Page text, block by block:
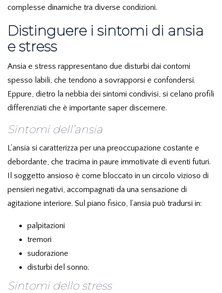
complesse dinamiche tra diverse condizioni.
Distinguere i sintomi di ansia
e stress
Ansia e stress rappresentano due disturbi dai contorni
spesso labili, che tendono a sovrapporsi e confondersi.
Eppure, dietro la nebbia dei sintomi condivisi, si celano profili
differenziati che è importante saper discernere.
Sintomi dell’ansia
L’ansia si caratterizza per una preoccupazione costante e
debordante, che tracima in paure immotivate di eventi futuri.
Il soggetto ansioso è come bloccato in un circolo vizioso di
pensieri negativi, accompagnati da una sensazione di
agitazione interiore. Sul piano fisico, l’ansia può tradursi in:
palpitazioni
tremori
sudorazione
disturbi del sonno.
Sintomi dello stress